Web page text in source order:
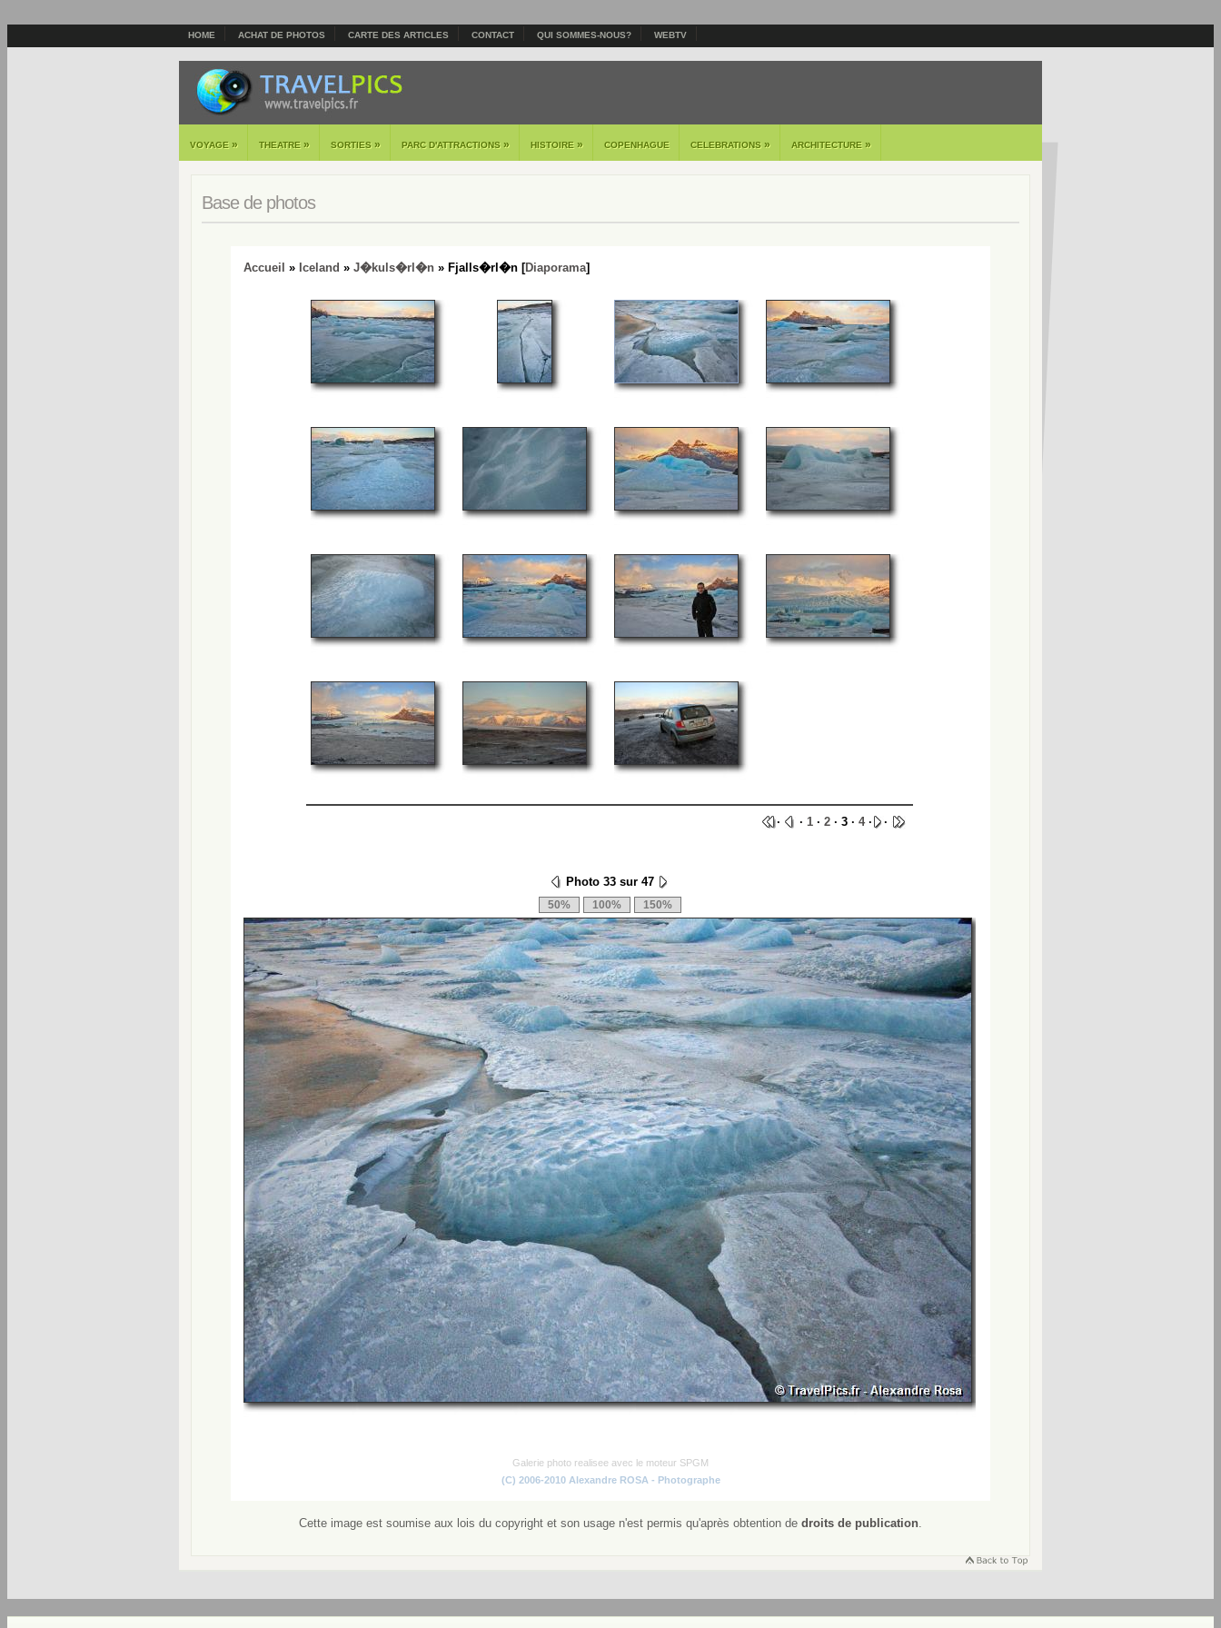
HOME ACHAT DE PHOTOS CARTE DES ARTICLES CONTACT QUI SOMMES-NOUS? WEBTV
VOYAGE » THEATRE » SORTIES » PARC D'ATTRACTIONS » HISTOIRE » COPENHAGUE CELEBRATIONS » ARCHITECTURE »
Base de photos
Accueil » Iceland » J�kuls�rl�n » Fjalls�rl�n [Diaporama]
· · 1 · 2 · 3 · 4· ·
Photo 33 sur 47
Galerie photo realisee avec le moteur SPGM
(C) 2006-2010 Alexandre ROSA - Photographe
Cette image est soumise aux lois du copyright et son usage n'est permis qu'après obtention de droits de publication.